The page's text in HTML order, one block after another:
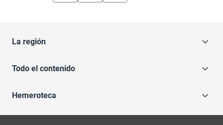
La región
Todo el contenido
Hemeroteca